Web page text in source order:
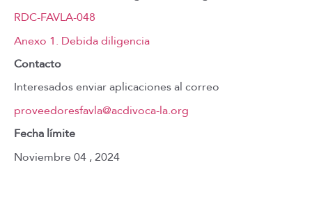
RDC-FAVLA-048
Anexo 1. Debidadiligencia
Contacto
Interesados enviar aplicaciones al correo
proveedoresfavla@acdivoca-la.org
Fecha límite
Noviembre 04 , 2024